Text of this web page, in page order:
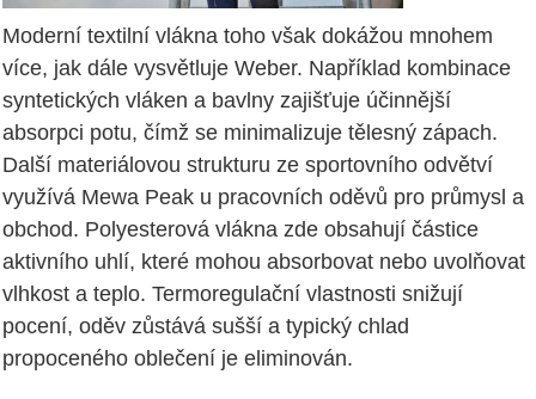
Moderní textilní vlákna toho však dokážou mnohem
více, jak dále vysvětluje Weber. Například kombinace
syntetických vláken a bavlny zajišťuje účinnější
absorpci potu, čímž se minimalizuje tělesný zápach.
Další materiálovou strukturu ze sportovního odvětví
využívá Mewa Peak u pracovních oděvů pro průmysl a
obchod. Polyesterová vlákna zde obsahují částice
aktivního uhlí, které mohou absorbovat nebo uvolňovat
vlhkost a teplo. Termoregulační vlastnosti snižují
pocení, oděv zůstává sušší a typický chlad
propoceného oblečení je eliminován.